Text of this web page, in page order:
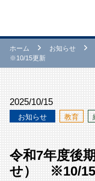
ホーム お知らせ
※10/15更新
2025/10/15
お知らせ 教育
令和7年度後
せ） ※10/15